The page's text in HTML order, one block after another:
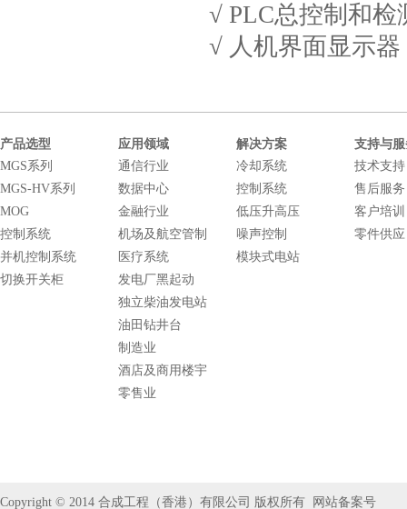
√ PLC总控制和检
√ 人机界面显示器
产品选型 应用领域 解决方案
支持与
MGS系列
MGS-HV系列
MOG
控制系统
并机控制系统
切换开关柜
通信行业
数据中心
金融行业
机场及航空管制
医疗系统
发电厂黑起动
独立柴油发电站
油田钻井台
制造业
酒店及商用楼宇
零售业
冷却系统
控制系统
低压升高压
噪声控制
模块式电站
技术支持
售后服务
客户培训
零件供应
Copyright © 2014 合成工程（香港）有限公司 版权所有 网站备案号